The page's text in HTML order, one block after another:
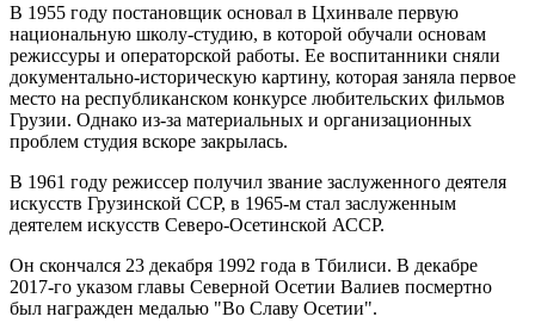
В 1955 году постановщик основал в Цхинвале первую
национальную школу-студию, в которой обучали основам
режиссуры и операторской работы. Ее воспитанники сняли
документально-историческую картину, которая заняла первое
место на республиканском конкурсе любительских фильмов
Грузии. Однако из-за материальных и организационных
проблем студия вскоре закрылась.
В 1961 году режиссер получил звание заслуженного деятеля
искусств Грузинской ССР, в 1965-м стал заслуженным
деятелем искусств Северо-Осетинской АССР.
Он скончался 23 декабря 1992 года в Тбилиси. В декабре
2017-го указом главы Северной Осетии Валиев посмертно
был награжден медалью "Во Славу Осетии".